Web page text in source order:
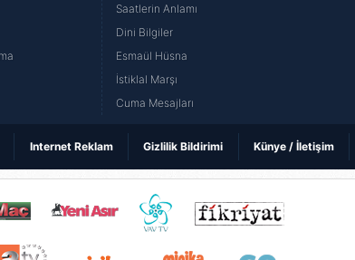
Saatlerin Anlamı
Dini Bilgiler
Esmaül Hüsna
İstiklal Marşı
Cuma Mesajları
Internet Reklam Gizlilik Bildirimi Künye / İletişim